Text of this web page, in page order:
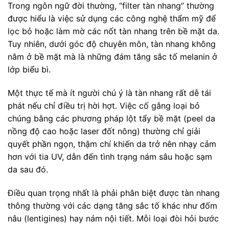
Trong ngôn ngữ đời thường, “filter tàn nhang” thường
được hiểu là việc sử dụng các công nghệ thẩm mỹ để
lọc bỏ hoặc làm mờ các nốt tàn nhang trên bề mặt da.
Tuy nhiên, dưới góc độ chuyên môn, tàn nhang không
nằm ở bề mặt mà là những đám tăng sắc tố melanin ở
lớp biểu bì.
Một thực tế mà ít người chú ý là tàn nhang rất dễ tái
phát nếu chỉ điều trị hời hợt. Việc cố gắng loại bỏ
chúng bằng các phương pháp lột tẩy bề mặt (peel da
nồng độ cao hoặc laser đốt nông) thường chỉ giải
quyết phần ngọn, thậm chí khiến da trở nên nhạy cảm
hơn với tia UV, dẫn đến tình trạng nám sâu hoặc sạm
da sau đó.
Điều quan trọng nhất là phải phân biệt được tàn nhang
thông thường với các dạng tăng sắc tố khác như đốm
nâu (lentigines) hay nám nội tiết. Mỗi loại đòi hỏi bước